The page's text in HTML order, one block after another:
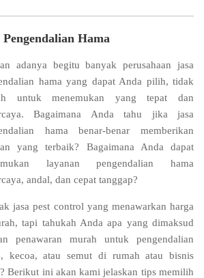
Pengendalian Hama
adanya begitu banyak perusahaan jasa
hama yang dapat Anda pilih, tidak
untuk menemukan yang tepat dan
Bagaimana Anda tahu jika jasa
hama benar-benar memberikan
yang terbaik? Bagaimana Anda dapat
layanan pengendalian hama
andal, dan cepat tanggap?
jasa pest control yang menawarkan harga
tapi tahukah Anda apa yang dimaksud
penawaran murah untuk pengendalian
kecoa, atau semut di rumah atau bisnis
Berikut ini akan kami jelaskan tips memilih